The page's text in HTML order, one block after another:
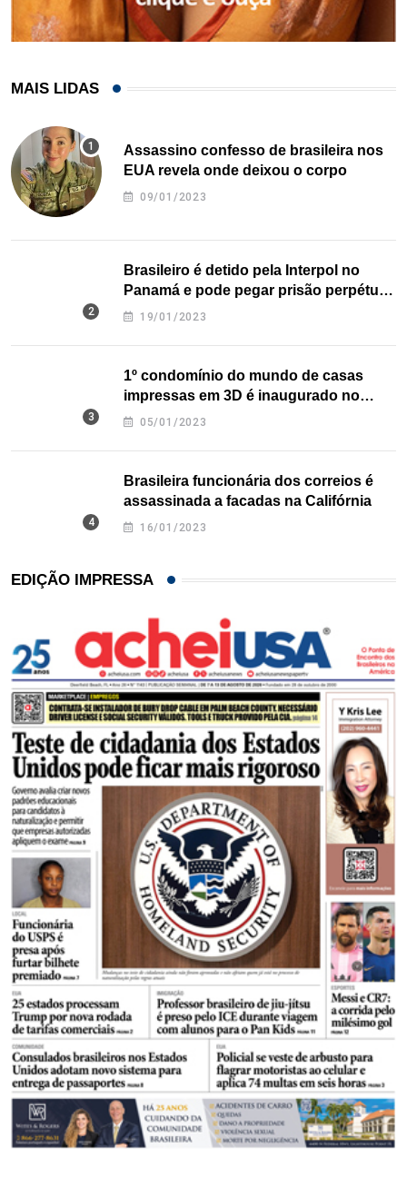
MAIS LIDAS
Assassino confesso de brasileira nos
EUA revela onde deixou o corpo
09/01/2023
Brasileiro é detido pela Interpol no
Panamá e pode pegar prisão perpétua
nos EUA
19/01/2023
1º condomínio do mundo de casas
impressas em 3D é inaugurado no
Texas
05/01/2023
Brasileira funcionária dos correios é
assassinada a facadas na Califórnia
16/01/2023
EDIÇÃO IMPRESSA